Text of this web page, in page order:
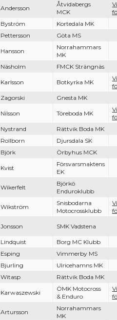
Andersson
Åtvidabergs
MCK
Byström
Kortedala MK
Pettersson Göta MS
Hansson
Norrahammars
MK
Näsholm FMCK Strängnäs
Karlsson Botkyrka MK
Zagorski Gnesta MK
Nilsson Töreboda MK
Nystrand
Rättvik Boda MK
Rollborn
Djursdala SK
Björk Örbyhus MCK
Kvist
Försvarsmaktens
EK
Wikerfelt
Björkö
Enduroklubb
Wikström
Snisbodarna
Motocrossklubb
Jonsson SMK Vadstena
Lindquist
Borg MC Klubb
Esping
Vimmerby MS
Bjurling
Ulricehamns MK
Witasp Rättvik Boda MK
Karwaszewski
ÖMK Motocross
& Enduro
Artursson
Norrahammars
MK